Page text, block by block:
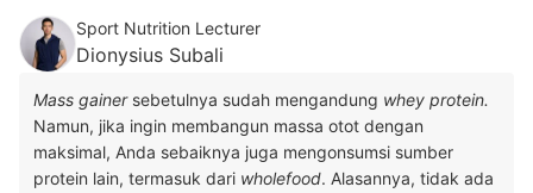
Sport Nutrition Lecturer
Dionysius Subali
Mass gainersebetulnya sudah mengandung whey protein.
Namun, jika ingin membangun massa otot dengan
maksimal, Anda sebaiknya juga mengonsumsi sumber
protein lain, termasuk dari wholefood. Alasannya, tidak ada